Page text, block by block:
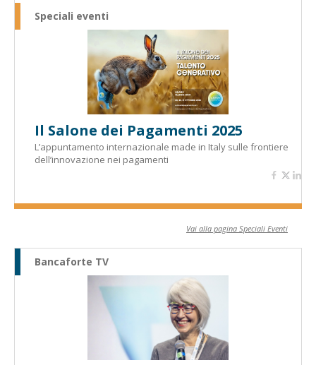
Speciali eventi
Il Salone dei Pagamenti 2025
L’appuntamento internazionale made in Italy sulle frontiere
dell’innovazione nei pagamenti
Vai alla pagina Speciali Eventi
Bancaforte TV